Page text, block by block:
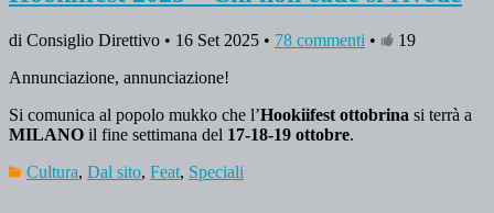
di Consiglio Direttivo • 16 Set 2025 • 78 commenti •
19
Annunciazione, annunciazione!
Si comunica al popolo mukko che l’Hookiifest ottobrina si terrà a
MILANO il fine settimana del 17-18-19 ottobre.
Cultura, Dal sito, Feat, Speciali